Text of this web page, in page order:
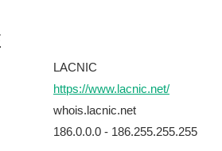
LACNIC
https://www.lacnic.net/
whois.lacnic.net
186.0.0.0 - 186.255.255.255